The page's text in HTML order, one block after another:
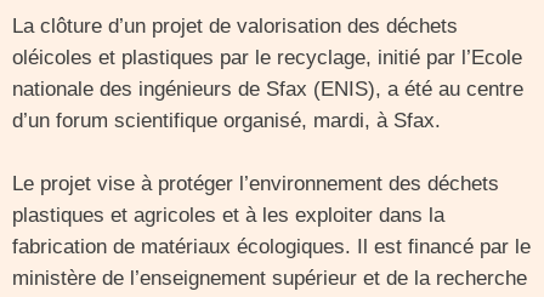
La clôture d’un projet de valorisation des déchets
oléicoles et plastiques par le recyclage, initié par l’Ecole
nationale des ingénieurs de Sfax (ENIS), a été au centre
d’un forum scientifique organisé, mardi, à Sfax.
Le projet vise à protéger l’environnement des déchets
plastiques et agricoles et à les exploiter dans la
fabrication de matériaux écologiques. Il est financé par le
ministère de l’enseignement supérieur et de la recherche